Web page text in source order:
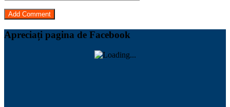
Apreciați pagina de Facebook